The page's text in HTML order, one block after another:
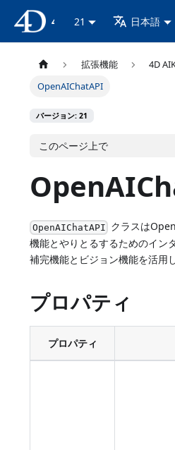
21 日本語
拡張機能 4D
OpenAIChatAPI
バージョン: 21
このページ上で
OpenAIChatAPI クラスは
機能とやりとるするためのイン
補完機能とビジョン機能を活用
プロパティ
プロパティ